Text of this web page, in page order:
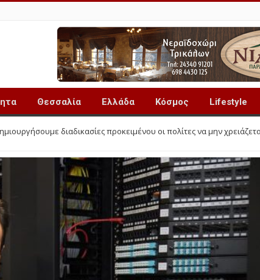
Θεσσαλία Ελλάδα Κόσμος Lifestyle
διαδικασίες προκειμένου οι πολίτες να μην